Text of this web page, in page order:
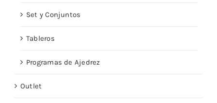
Set y Conjuntos
Tableros
Programas de Ajedrez
Outlet